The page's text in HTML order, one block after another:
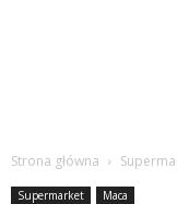
Strona główna
Supermarket Maca